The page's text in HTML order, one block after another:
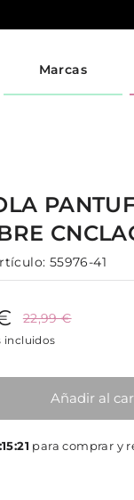
Marcas
55976-41
22,99 €
incluidos
Añadir al
para comprar y